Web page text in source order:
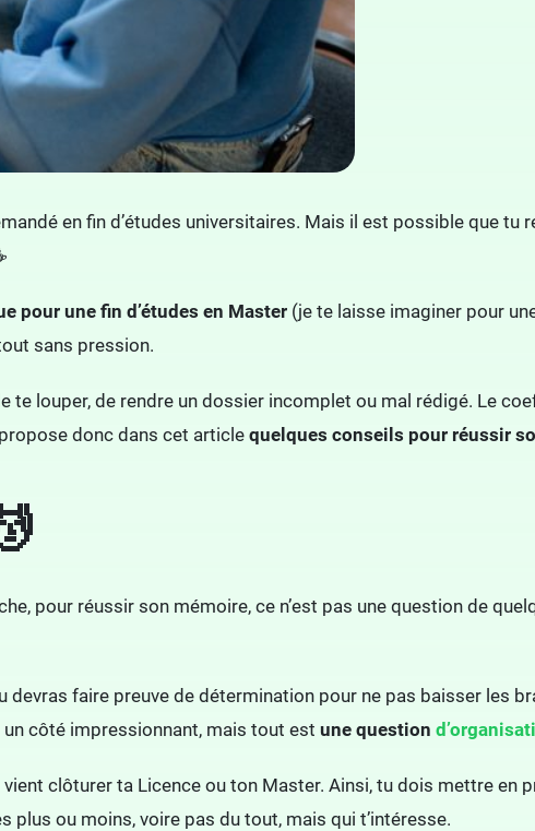
en fin d’études universitaires. Mais il est possible que tu
pour une fin d’études en Master (je te laisse imaginer pour
sans pression.
te louper, de rendre un dossier incomplet ou mal rédigé. Le
donc dans cet article quelques conseils pour réussir
pour réussir son mémoire, ce n’est pas une question de
faire preuve de détermination pour ne pas baisser les
côté impressionnant, mais tout est une question
vient clôturer ta Licence ou ton Master. Ainsi, tu dois mettre en
plus ou moins, voire pas du tout, mais qui t’intéresse.